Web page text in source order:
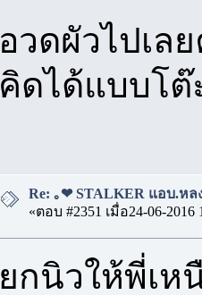
อวดผัวไปเล
คิดได้แบบโ
Re: ｡❤ STALKER แอบ.หล
«ตอบ #2351 เมื่อ24-06-2016
ยกนิวให้พี่เ